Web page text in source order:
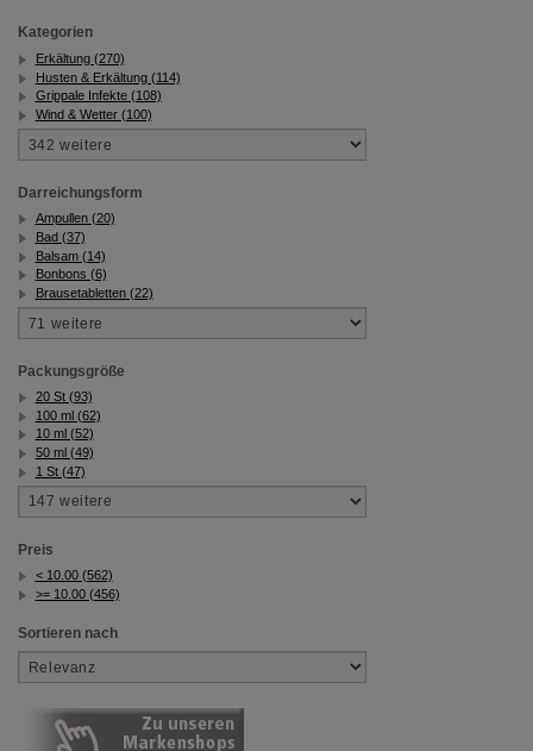
Kategorien
Erkältung (270)
Husten & Erkältung (114)
Grippale Infekte (108)
Wind & Wetter (100)
Darreichungsform
Ampullen (20)
Bad (37)
Balsam (14)
Bonbons (6)
Brausetabletten (22)
Packungsgröße
20 St (93)
100 ml (62)
10 ml (52)
50 ml (49)
1 St (47)
Preis
< 10.00 (562)
>= 10.00 (456)
Sortieren nach